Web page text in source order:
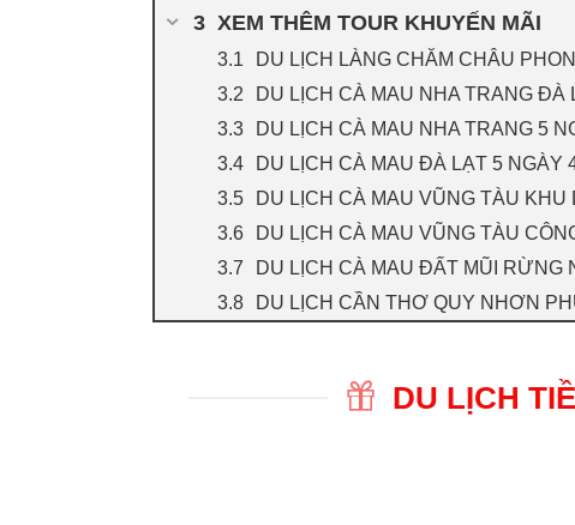
XEM THÊM TOUR KHUYẾN MÃI
DU LỊCH LÀNG CHĂM CHÂU
DU LỊCH CÀ MAU NHA TRANG ĐÀ
DU LỊCH CÀ MAU NHA TRANG 5
DU LỊCH CÀ MAU ĐÀ LẠT 5 NGÀY
DU LỊCH CÀ MAU VŨNG TÀU KHU
DU LỊCH CÀ MAU VŨNG TÀU
DU LỊCH CÀ MAU ĐẤT MŨI RỪNG
DU LỊCH CẦN THƠ QUY NHƠN
DU LỊCH